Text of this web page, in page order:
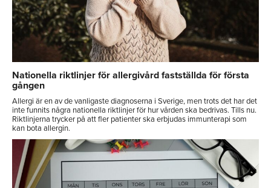
Nationella riktlinjer för allergivård fastställda för första
gången
Allergi är en av de vanligaste diagnoserna i Sverige, men trots det har det
inte funnits några nationella riktlinjer för hur vården ska bedrivas. Tills nu.
Riktlinjerna trycker på att fler patienter ska erbjudas immunterapi som
kan bota allergin.